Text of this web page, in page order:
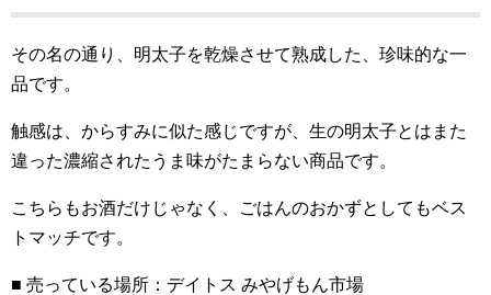
その名の通り、明太子を乾燥させて熟成した、珍味的な一
品です。
触感は、からすみに似た感じですが、生の明太子とはまた
違った濃縮されたうま味がたまらない商品です。
こちらもお酒だけじゃなく、ごはんのおかずとしてもベス
トマッチです。
■ 売っている場所：デイトス みやげもん市場